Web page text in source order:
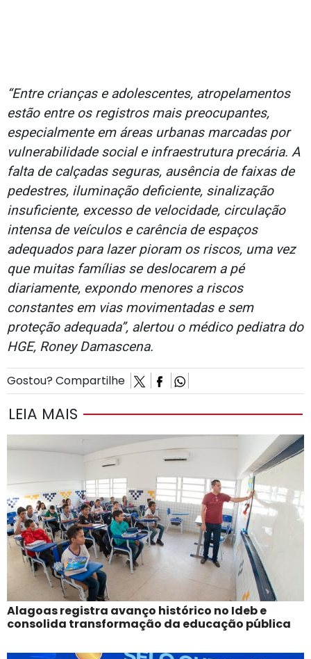
“Entre crianças e adolescentes, atropelamentos
estão entre os registros mais preocupantes,
especialmente em áreas urbanas marcadas por
vulnerabilidade social e infraestrutura precária. A
falta de calçadas seguras, ausência de faixas de
pedestres, iluminação deficiente, sinalização
insuficiente, excesso de velocidade, circulação
intensa de veículos e carência de espaços
adequados para lazer pioram os riscos, uma vez
que muitas famílias se deslocarem a pé
diariamente, expondo menores a riscos
constantes em vias movimentadas e sem
proteção adequada”, alertou o médico pediatra do
HGE, Roney Damascena.
Gostou? Compartilhe
LEIA MAIS
Alagoas registra avanço histórico no Ideb e
consolida transformação da educação pública